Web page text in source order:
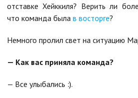
отставке Хейккиля? Верить ли
что команда была в восторге?
Немного пролил свет на ситуацию
— Как вас приняла команда?
— Все улыбались :).